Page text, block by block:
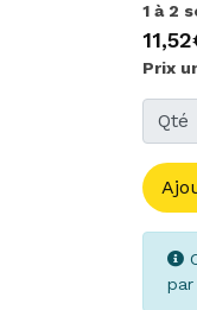
1 à 2
Prix
Qté
par